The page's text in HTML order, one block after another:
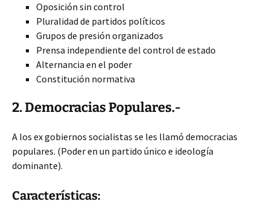
Oposición sin control
Pluralidad de partidos políticos
Grupos de presión organizados
Prensa independiente del control de estado
Alternancia en el poder
Constitución normativa
2. Democracias Populares.-
A los ex gobiernos socialistas se les llamó democracias
populares. (Poder en un partido único e ideología
dominante).
Características: